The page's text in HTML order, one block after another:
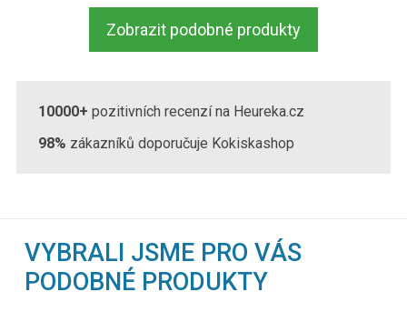
Zobrazit podobné produkty
10000+ pozitivních recenzí na Heureka.cz
98% zákazníků doporučuje Kokiskashop
VYBRALI JSME PRO VÁS
PODOBNÉ PRODUKTY